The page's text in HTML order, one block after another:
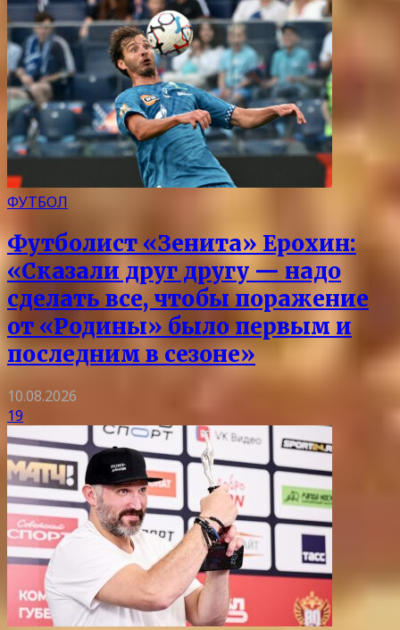
ФУТБОЛ
Футболист «Зенита» Ерохин:
«Сказали друг другу — надо
сделать все, чтобы поражение
от «Родины» было первым и
последним в сезоне»
10.08.2026
19